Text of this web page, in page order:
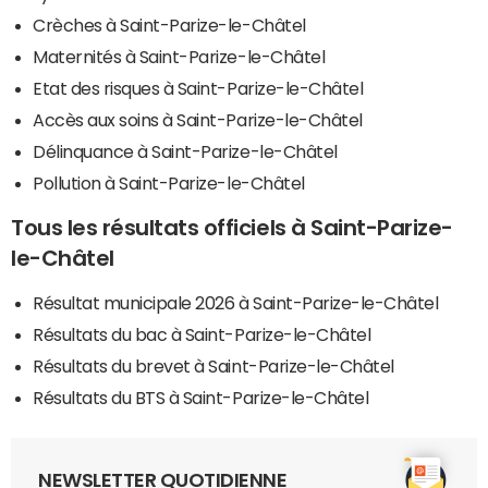
Crèches à Saint-Parize-le-Châtel
Maternités à Saint-Parize-le-Châtel
Etat des risques à Saint-Parize-le-Châtel
Accès aux soins à Saint-Parize-le-Châtel
Délinquance à Saint-Parize-le-Châtel
Pollution à Saint-Parize-le-Châtel
Tous les résultats officiels à Saint-Parize-
le-Châtel
Résultat municipale 2026 à Saint-Parize-le-Châtel
Résultats du bac à Saint-Parize-le-Châtel
Résultats du brevet à Saint-Parize-le-Châtel
Résultats du BTS à Saint-Parize-le-Châtel
NEWSLETTER QUOTIDIENNE